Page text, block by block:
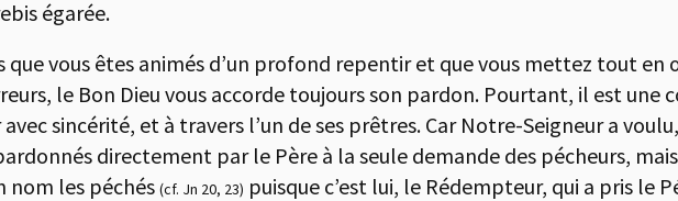
égarée.
que vous êtes animés d’un profond repentir et que vous mettez tout
le Bon Dieu vous accorde toujours son pardon. Pourtant, il est une
sincérité, et à travers l’un de ses prêtres. Car Notre-Seigneur a
directement par le Père à la seule demande des pécheurs,
nom les péchés (cf. Jn 20, 23) puisque c’est lui, le Rédempteur, qui a pris le